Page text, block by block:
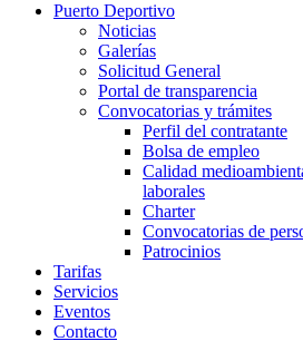
Puerto Deportivo
Noticias
Galerías
Solicitud General
Portal de transparencia
Convocatorias y trámites
Perfil del contratante
Bolsa de empleo
Calidad
laborales
Charter
Convocatorias de
Patrocinios
Tarifas
Servicios
Eventos
Contacto